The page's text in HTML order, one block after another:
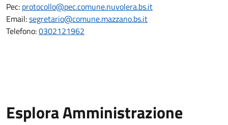
Pec: protocollo@pec.comune.nuvolera.bs.it
Email:segretario@comune.mazzano.bs.it
Telefono:0302121962
Esplora Amministrazione